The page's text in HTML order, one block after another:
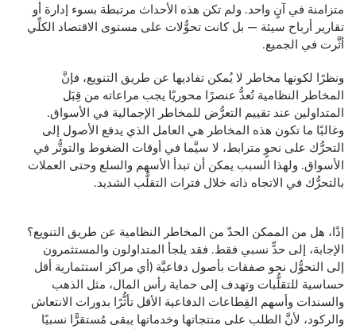
متزامنة في آنٍ واحد. ولم تكن هذه الأحداث مرتبطة بسوء إدارة أو
تقارير أرباح سيئة — بل كانت تحوُّلات على مستوى الاقتصاد الكلِّي
أثَّرت في الجميع.
ونظرًا لكونها مخاطر لا يُمكن تفاديها عن طريق التنويع، فإنَّ
المخاطر النظامية تُعدُّ عنصرًا محوريًا يجب مراعاته من قِبَل
المتداولين عند تقييم التعرُّض للمخاطر الإجمالية في الأسواق.
وغالبًا ما تكون هذه المخاطر هي العامل الذي يدفع الأصول إلى
التحرُّك على نحوٍ مترابط، لا سيَّما في أوقات الضغوط والتوتُّر في
الأسواق. ولهذا السبب يمكن أن تبدأ الأسهم والسلع وحتى العملات
بالتحرُّك في الاتجاه ذاته خلال فترات التقلُّب الشديد.
إذًا، هل من الممكن الحدّ من المخاطر النظامية عن طريق التنويع؟
الإجابة، إلى حدٍّ نسبي فقط. فقد يلجأ المتداولون والمستثمرون
إلى التحوُّل نحو صفقات بأصول دفاعيَّة (أي مراكز استثمارية أقل
حساسية للتقلُّبات وتهدف إلى حماية رأس المال، مثل الذهب
والسندات وأسهم القِطاعات الدفاعية الأقل تأثُّرًا بدورات الانتعاش
والركود، لأنَّ الطلب على منتجاتها وخدماتها يبقى مُستقرًّا نسبيًا